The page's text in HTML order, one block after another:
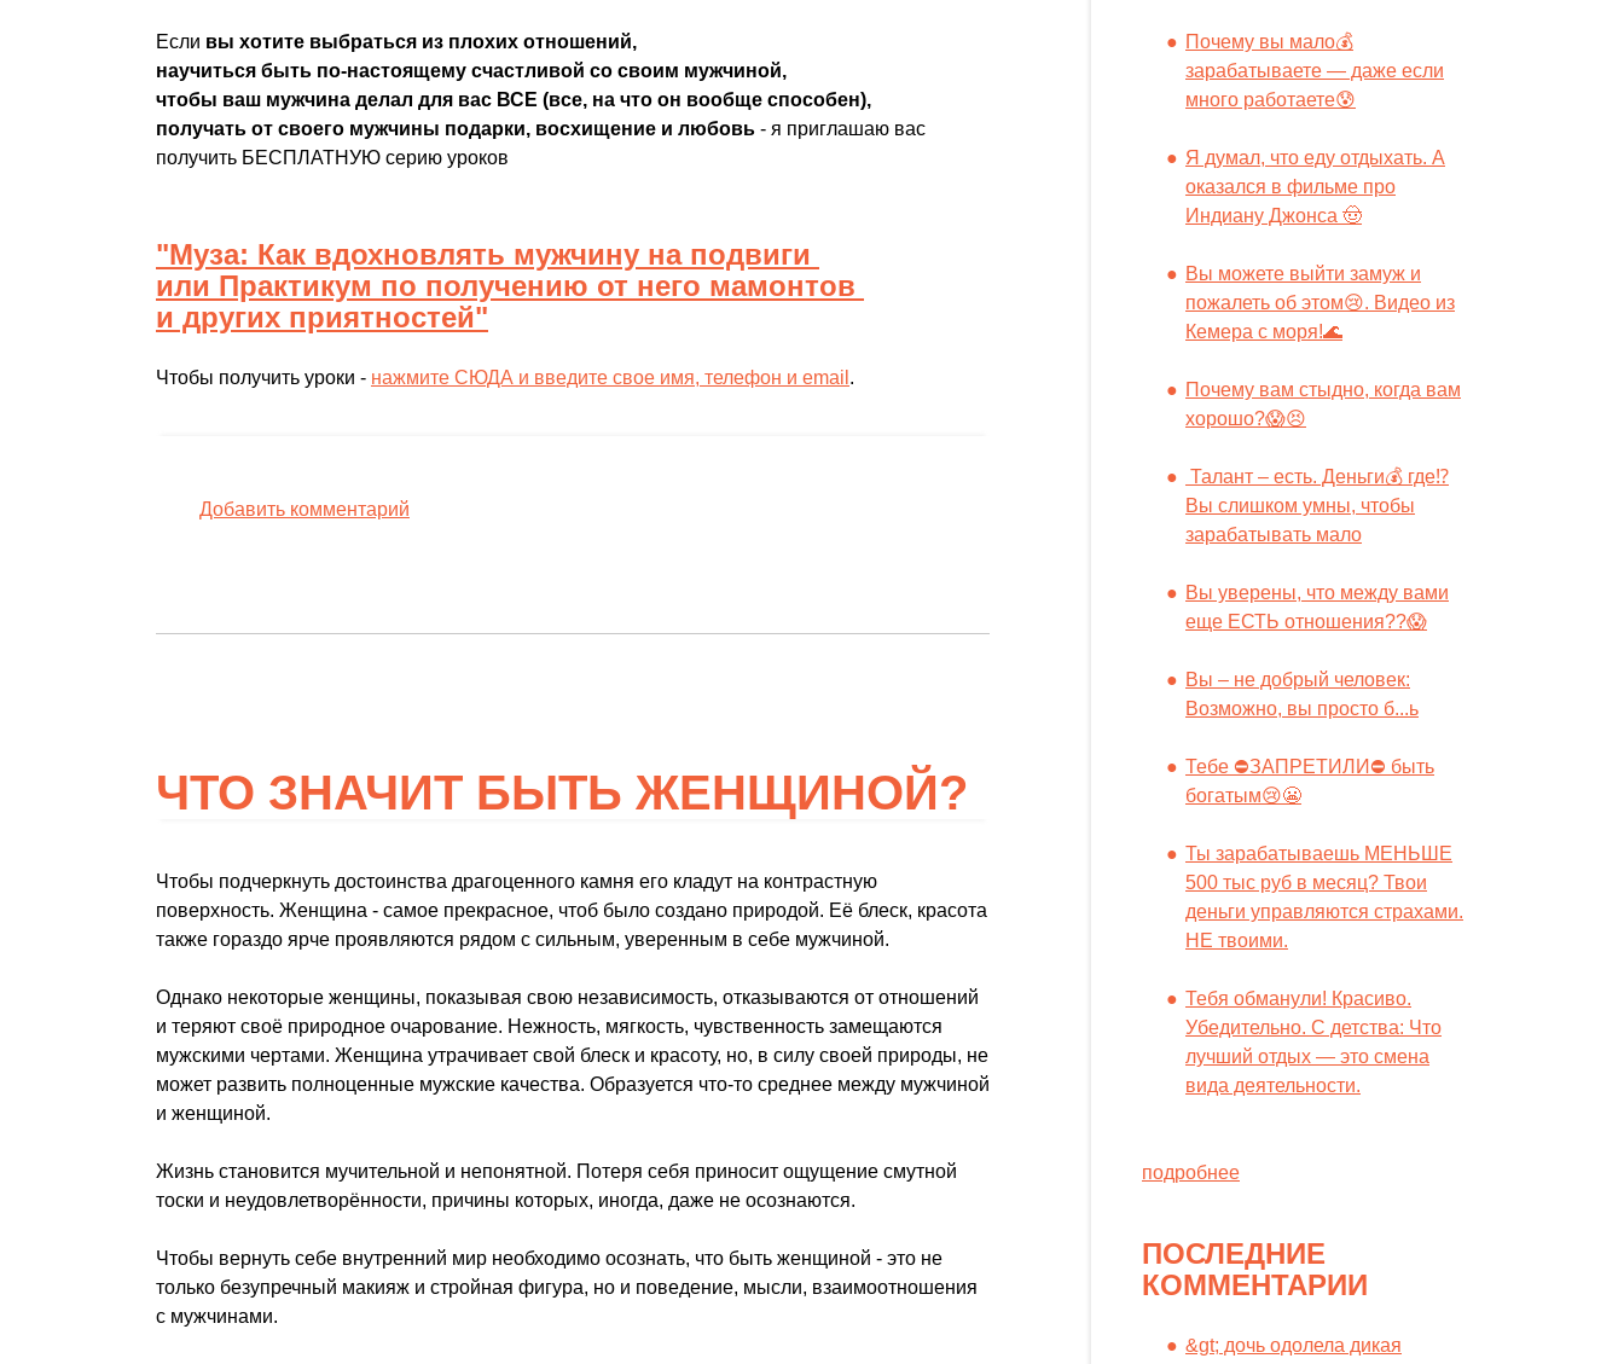
Если вы хотите выбраться из плохих отношений,
научиться быть по-настоящему счастливой со своим мужчиной,
чтобы ваш мужчина делал для вас ВСЕ (все, на что он вообще способен),
получать от своего мужчины подарки, восхищение и любовь - я приглашаю вас
получить БЕСПЛАТНУЮ серию уроков
"Муза: Как вдохновлять мужчину на подвиги
или Практикум по получению от него мамонтов
и других приятностей"
Чтобы получить уроки - нажмите СЮДА и введите свое имя, телефон и email .
Добавить комментарий
ЧТО ЗНАЧИТ БЫТЬ ЖЕНЩИНОЙ?
Чтобы подчеркнуть достоинства драгоценного камня его кладут на контрастную
поверхность. Женщина - самое прекрасное, чтоб было создано природой. Её блеск, красота
также гораздо ярче проявляются рядом с сильным, уверенным в себе мужчиной.
Однако некоторые женщины, показывая свою независимость, отказываются от отношений
и теряют своё природное очарование. Нежность, мягкость, чувственность замещаются
мужскими чертами. Женщина утрачивает свой блеск и красоту, но, в силу своей природы, не
может развить полноценные мужские качества. Образуется что-то среднее между мужчиной
и женщиной.
Жизнь становится мучительной и непонятной. Потеря себя приносит ощущение смутной
тоски и неудовлетворённости, причины которых, иногда, даже не осознаются.
Чтобы вернуть себе внутренний мир необходимо осознать, что быть женщиной - это не
только безупречный макияж и стройная фигура, но и поведение, мысли, взаимоотношения
с мужчинами.
Почему вы мало💰
зарабатываете — даже если
много работаете😰
Я думал, что еду отдыхать. А
оказался в фильме про
Индиану Джонса 🤠
Вы можете выйти замуж и
пожалеть об этом😢. Видео из
Кемера с моря!🌊
Почему вам стыдно, когда вам
хорошо?😱😣
Талант – есть. Деньги💰 где⁉️
Вы слишком умны, чтобы
зарабатывать мало
Вы уверены, что между вами
еще ЕСТЬ отношения??😱
Вы – не добрый человек:
Возможно, вы просто б...ь
Тебе ⛔️ЗАПРЕТИЛИ⛔️ быть
богатым😢😬
Ты зарабатываешь МЕНЬШЕ
500 тыс руб в месяц? Твои
деньги управляются страхами.
НЕ твоими.
Тебя обманули! Красиво.
Убедительно. С детства: Что
лучший отдых — это смена
вида деятельности.
подробнее
ПОСЛЕДНИЕ
КОММЕНТАРИИ
&gt; дочь одолела дикая